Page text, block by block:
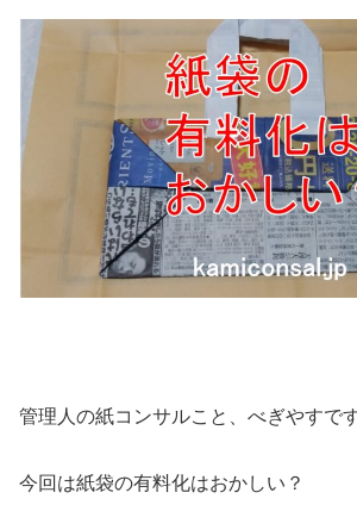
管理人の紙コンサルこと、べぎやすです
今回は紙袋の有料化はおかしい？